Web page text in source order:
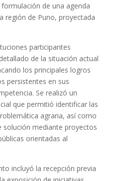
de una agenda
región de Puno, proyectada
participantes
de la situación actual
los principales logros
persistentes en sus
Se realizó un
que permitió identificar las
agraria, así como
solución mediante proyectos
orientadas al
incluyó la recepción previa